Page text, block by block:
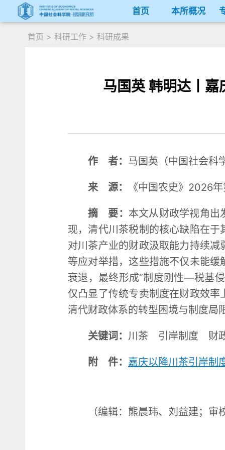
首页 本所概况
首页 > 科研工作 > 科研成果
马国英 韩明达丨
作 者： 马国英（中国社会科
来 源： 《中国农史》2026
摘 要： 本文从财政学视角出
现，清代川茶税制的核心缺陷在
对川茶产业的财政汲取能力持续
等应对举措，这些措施不仅未能
衰退，最终形成“制度刚性—税基
仅凸显了传统专卖制度在财政效
清代财政体系的转型困境与制度局
关键词： 川茶 引岸制度 财
附 件： 嘉庆以降川茶引岸制
（编辑：熊晨玮、刘益建；审